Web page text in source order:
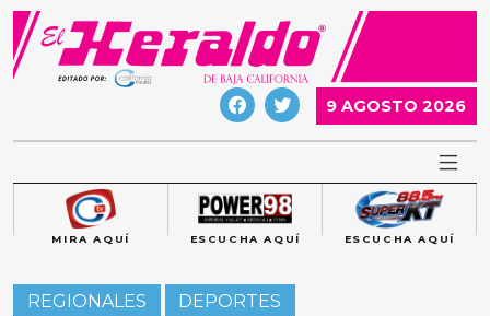
Skip
content
9 AGOSTO 2026
MIRA AQUÍ ESCUCHA AQUÍ ESCUCHA AQUÍ
REGIONALES DEPORTES